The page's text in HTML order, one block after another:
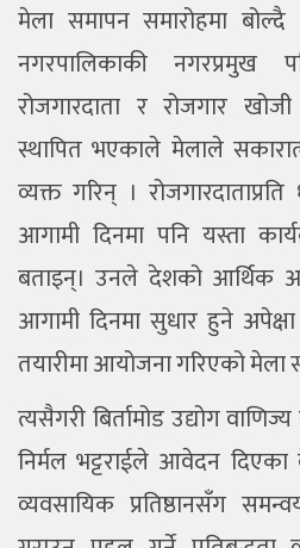
मेला समापन समारोहमा बोल्दै
नगरपालिकाकी नगरप्रमुख
रोजगारदाता र रोजगार
स्थापित भएकाले मेलाले
व्यक्त गरिन् ।
आगामी दिनमा पनि यस्ता
बताइन्। उनले देशको आर्थिक
आगामी दिनमा सुधार हुने
तयारीमा आयोजना गरिएको
त्यसैगरी बिर्तामोड उद्योग
निर्मल भट्टराईले आवेदन दिएका
व्यवसायिक प्रतिष्ठानसँग